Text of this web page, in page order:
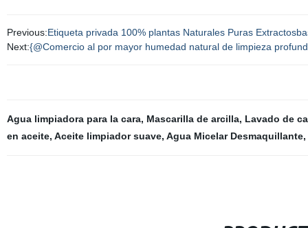
Previous:Etiqueta privada 100% plantas Naturales Puras
Next:{@Comercio al por mayor humedad natural de limpieza
Agua limpiadora para la cara, Mascarilla de arcilla, Lavado de
en aceite, Aceite limpiador suave, Agua Micelar Desmaquillante,